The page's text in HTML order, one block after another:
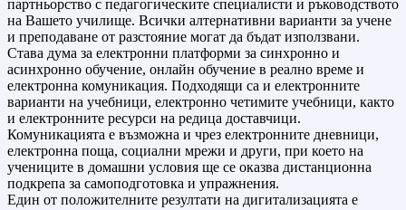
партньорство с педагогическите специалисти и ръководството
на Вашето училище. Всички алтернативни варианти за учене
и преподаване от разстояние могат да бъдат използвани.
Става дума за електронни платформи за синхронно и
асинхронно обучение, онлайн обучение в реално време и
електронна комуникация. Подходящи са и електронните
варианти на учебници, електронно четимите учебници, както
и електронните ресурси на редица доставчици.
Комуникацията е възможна и чрез електронните дневници,
електронна поща, социални мрежи и други, при което на
учениците в домашни условия ще се оказва дистанционна
подкрепа за самоподготовка и упражнения.
Един от положителните резултати на дигитализацията е